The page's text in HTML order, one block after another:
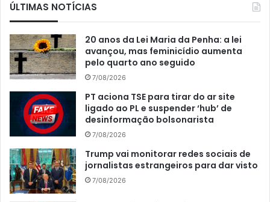
ÚLTIMAS NOTÍCIAS
20 anos da Lei Maria da Penha: a lei
avançou, mas feminicídio aumenta
pelo quarto ano seguido
7/08/2026
PT aciona TSE para tirar do ar site
ligado ao PL e suspender ‘hub’ de
desinformação bolsonarista
7/08/2026
Trump vai monitorar redes sociais de
jornalistas estrangeiros para dar visto
7/08/2026